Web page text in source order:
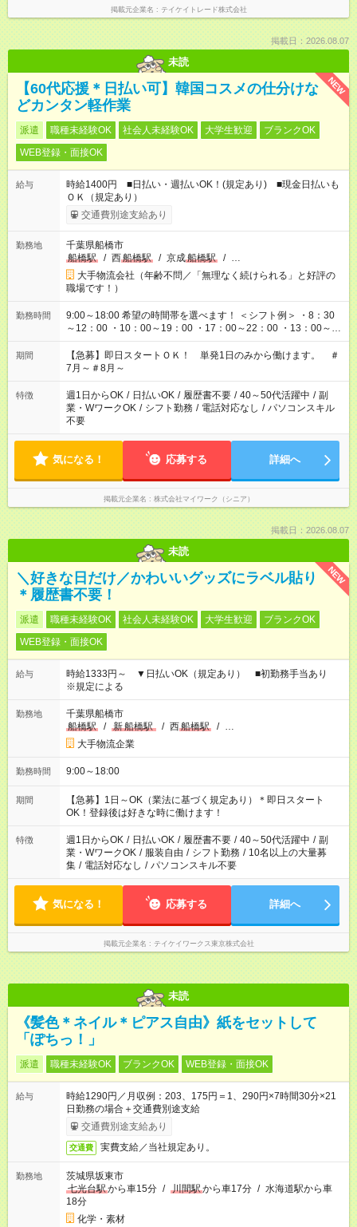
掲載元企業名 テイケイトレード株式会社
掲載日：2026.08.07
未読
NEW
【60代応援＊日払い可】韓国コスメの仕分けな
どカンタン軽作業
派遣 職種未経験OK 社会人未経験OK 大学生歓迎
ブランクOK
WEB登録・面接OK
給与
時給1400円 ■日払い・週払いOK！(規定あり) ■現金日払いも
ＯＫ（規定あり）
交通費別途支給あり
勤務地
千葉県船橋市
船橋駅
/ 西船橋駅 / 京成船橋駅 / …
大手物流会社（年齢不問／「無理なく続けられる」と好評の
職場です！）
勤務時間
9:00～18:00 希望の時間帯を選べます！ ＜シフト例＞ ・8：30
～12：00 ・10：00～19：00 ・17：00～22：00 ・13：00～
22：00 ・22：00～翌6：00 など
期間
【急募】即日スタートＯＫ！ 単発1日のみから働けます。 ＃
7月～＃8月～
特徴 週1日からOK / 日払いOK / 履歴書不要 / 40～50代活躍中 / 副
業・WワークOK / シフト勤務 / 電話対応なし / パソコンスキル
不要
気になる！ 応募する 詳細へ
掲載元企業名 株式会社マイワーク（シニア）
掲載日：2026.08.07
未読
NEW
＼好きな日だけ／かわいいグッズにラベル貼り
＊履歴書不要！
派遣 職種未経験OK 社会人未経験OK 大学生歓迎
ブランクOK
WEB登録・面接OK
給与
時給1333円～ ▼日払いOK（規定あり） ■初勤務手当あり
※規定による
勤務地
千葉県船橋市
船橋駅
/ 新船橋駅 / 西船橋駅 / …
大手物流企業
勤務時間 9:00～18:00
期間
【急募】1日～OK（業法に基づく規定あり）＊即日スタート
OK！登録後は好きな時に働けます！
特徴 週1日からOK / 日払いOK / 履歴書不要 / 40～50代活躍中 / 副
業・WワークOK / 服装自由 / シフト勤務 / 10名以上の大量募
集 / 電話対応なし / パソコンスキル不要
気になる！ 応募する 詳細へ
掲載元企業名 テイケイワークス東京株式会社
未読
《髪色＊ネイル＊ピアス自由》紙をセットして
「ぽちっ！」
派遣 職種未経験OK ブランクOK WEB登録・面接OK
給与
時給1290円／月収例：203、175円＝1、290円×7時間30分×21
日勤務の場合＋交通費別途支給
交通費別途支給あり
交通費 実費支給／当社規定あり。
勤務地
茨城県坂東市
七光台駅から車15分 / 川間駅から車17分 / 水海道駅から車
18分
化学・素材